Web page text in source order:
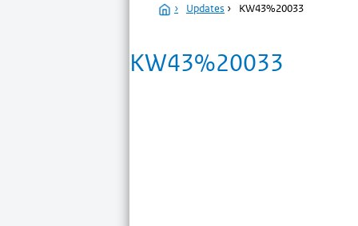
Home
› Updates › KW43%20033
KW43%20033